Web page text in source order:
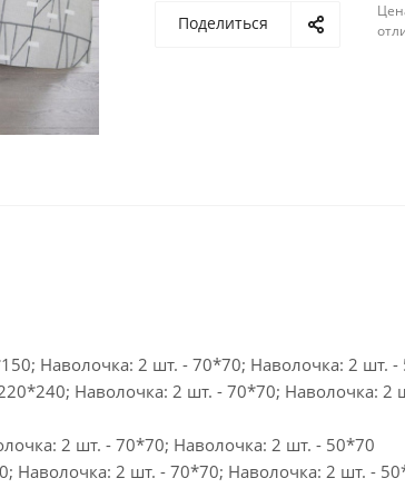
Поделиться
Наволочка: 2 шт. - 70*70; Наволочка: 2 шт. -
Наволочка: 2 шт. - 70*70; Наволочка: 2
2 шт. - 70*70; Наволочка: 2 шт. - 50*70
Наволочка: 2 шт. - 70*70; Наволочка: 2 шт. -